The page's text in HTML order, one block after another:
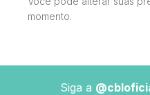
momento.
Siga a